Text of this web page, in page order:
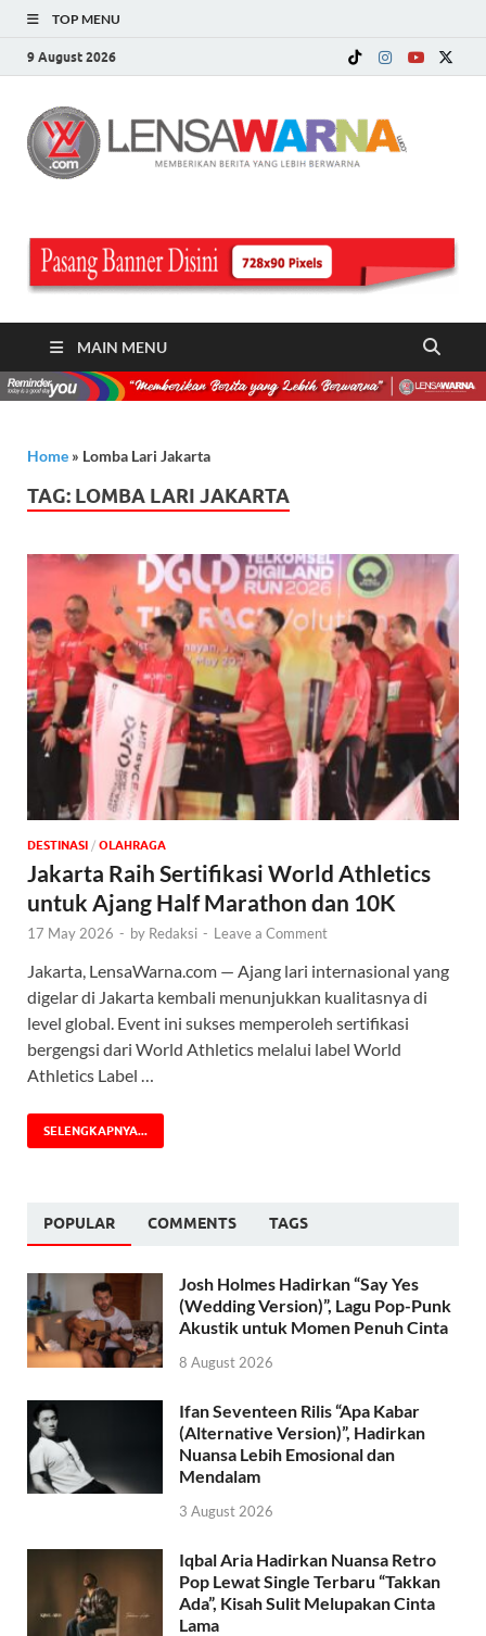
TOP MENU
9 August 2026
MAIN MENU
Home » Lomba Lari Jakarta
TAG: LOMBA LARI JAKARTA
DESTINASI / OLAHRAGA
Jakarta Raih Sertifikasi World Athletics
untuk Ajang Half Marathon dan 10K
17 May 2026 - by Redaksi - Leave a Comment
Jakarta, LensaWarna.com — Ajang lari internasional yang
digelar di Jakarta kembali menunjukkan kualitasnya di
level global. Event ini sukses memperoleh sertifikasi
bergengsi dari World Athletics melalui label World
Athletics Label …
SELENGKAPNYA...
POPULAR COMMENTS TAGS
Josh Holmes Hadirkan “Say Yes
(Wedding Version)”, Lagu Pop-Punk
Akustik untuk Momen Penuh Cinta
8 August 2026
Ifan Seventeen Rilis “Apa Kabar
(Alternative Version)”, Hadirkan
Nuansa Lebih Emosional dan
Mendalam
3 August 2026
Iqbal Aria Hadirkan Nuansa Retro
Pop Lewat Single Terbaru “Takkan
Ada”, Kisah Sulit Melupakan Cinta
Lama